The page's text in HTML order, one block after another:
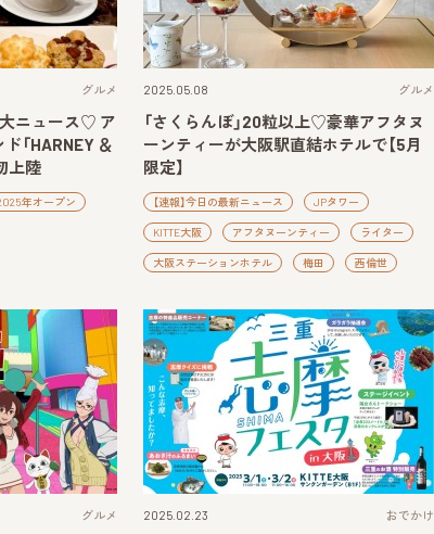
グルメ
大ニュース♡ ア
「HARNEY ＆
上陸
年オープン
2025.05.08 グルメ
「さくらんぼ」20粒以上♡豪華アフタヌ
ーンティーが大阪駅直結ホテルで【5月
限定】
【速報】今日の最新ニュース JPタワー
KITTE大阪 アフタヌーンティー ライター
大阪ステーションホテル 梅田 西倫世
グルメ 2025.02.23 おでかけ